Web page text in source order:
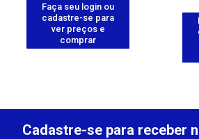
Faça seu login ou
cadastre-se para
ver preços e
comprar
Cadastre-se para receber